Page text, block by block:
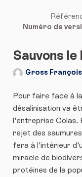
Numéro de
Sauvons
Gross François
Pour faire face à
désalinisation va
l'entreprise Colas.
rejet des
fera à l'intérieur
miracle de
protéines de la